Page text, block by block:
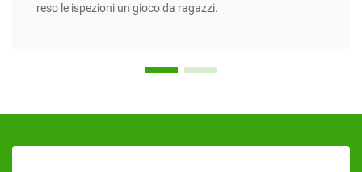
reso le ispezioni un gioco da ragazzi.